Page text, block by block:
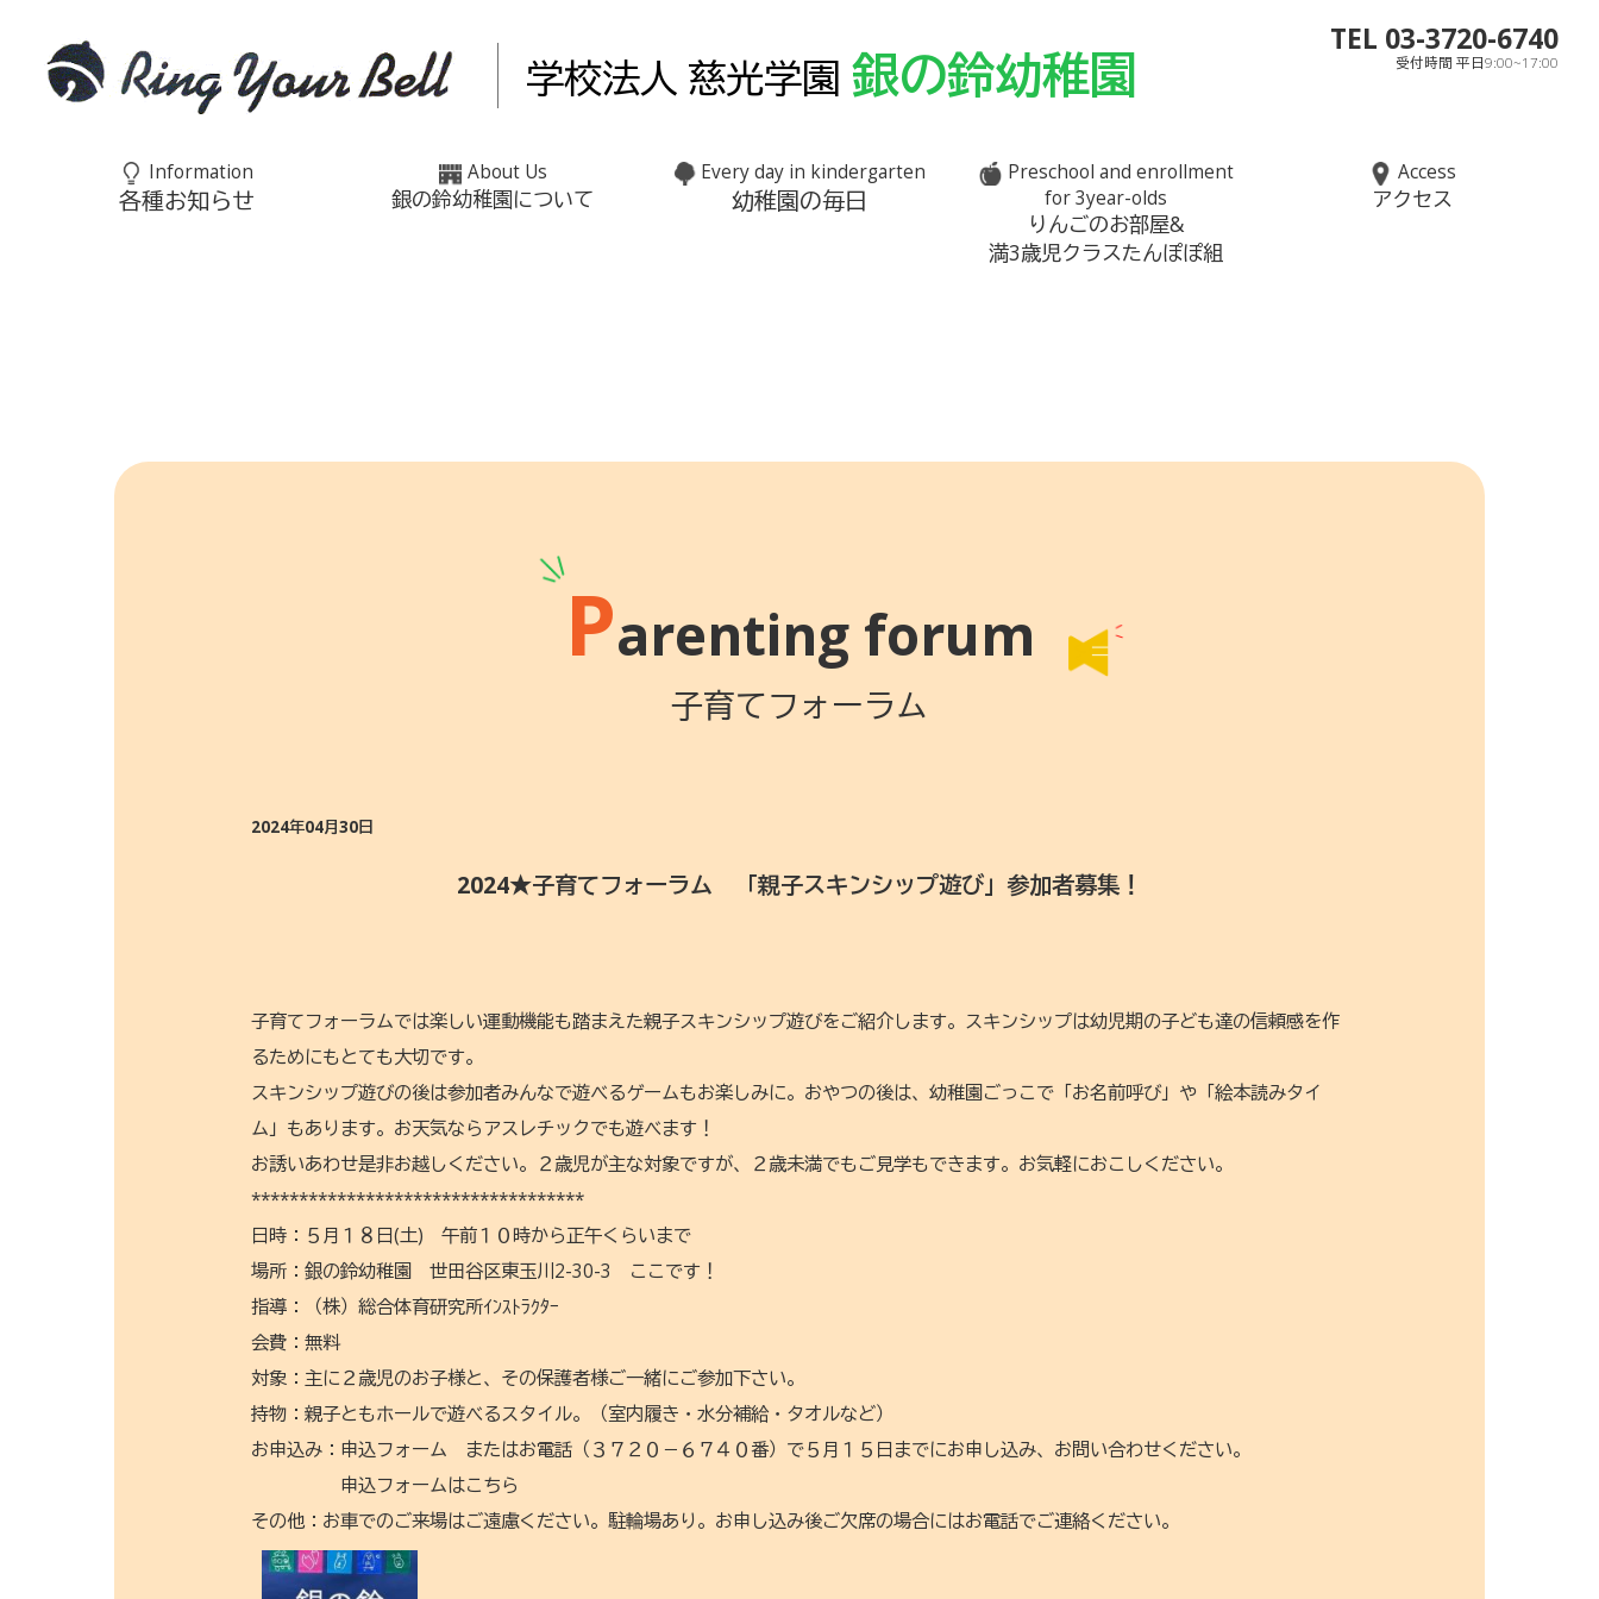
学校法人 慈光学園 銀の鈴幼稚園
TEL 03-3720-6740
受付時間 平日9:00~17:00
Information
各種お知らせ
About Us
銀の鈴幼稚園について
Every day in kindergarten
幼稚園の毎日
Preschool and enrollment
for 3year-olds
りんごのお部屋&
満3歳児クラスたんぽぽ組
Access
アクセス
Parenting forum
子育てフォーラム
2024年04月30日
2024★子育てフォーラム 「親子スキンシップ遊び」参加者募集！
子育てフォーラムでは楽しい運動機能も踏まえた親子スキンシップ遊びをご紹介します。スキンシップは幼児期の子ども達の信頼感を作
るためにもとても大切です。
スキンシップ遊びの後は参加者みんなで遊べるゲームもお楽しみに。おやつの後は、幼稚園ごっこで「お名前呼び」や「絵本読みタイ
ム」もあります。お天気ならアスレチックでも遊べます！
お誘いあわせ是非お越しください。２歳児が主な対象ですが、２歳未満でもご見学もできます。お気軽におこしください。
***********************************
日時：５月１８日(土) 午前１０時から正午くらいまで
場所：銀の鈴幼稚園 世田谷区東玉川2-30-3
ここです！
指導：（株）総合体育研究所ｲﾝｽﾄﾗｸﾀｰ
会費：無料
対象：主に２歳児のお子様と、その保護者様ご一緒にご参加下さい。
持物：親子ともホールで遊べるスタイル。（室内履き・水分補給・タオルなど）
お申込み：申込フォーム またはお電話（３７２０－６７４０番）で５月１５日までにお申し込み、お問い合わせください。
申込フォームはこちら
その他：お車でのご来場はご遠慮ください。駐輪場あり。お申し込み後ご欠席の場合にはお電話でご連絡ください。